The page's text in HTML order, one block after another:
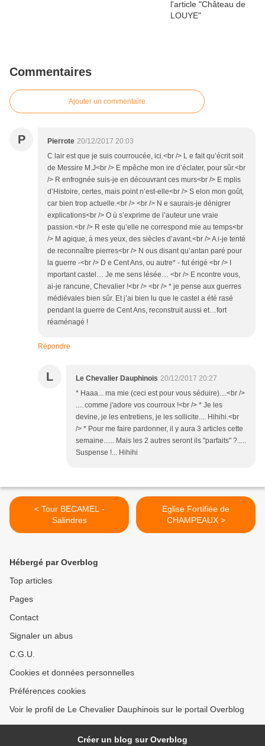
Commentaires
Ajouter un commentaire
P Pierrote 20/12/2017 20:03
C lair est que je suis courroucée, ici.<br /> L e fait qu’écrit soit
de Messire M.J<br /> E mpêche mon ire d’éclater, pour sûr.<br
/> R enfrognée suis-je en découvrant ces murs<br /> E mplis
d’Histoire, certes, mais point n’est-elle<br /> S elon mon goût,
car bien trop actuelle.<br /> <br /> N e saurais-je dénigrer
explications<br /> O ù s’exprime de l’auteur une vraie
passion.<br /> R este qu’elle ne correspond mie au temps<br
/> M agique, à mes yeux, des siècles d’avant.<br /> A i-je tenté
de reconnaître pierres<br /> N ous disant qu’antan paré pour
la guerre -<br /> D e Cent Ans, ou autre* - fut érigé <br /> I
mportant castel… Je me sens lésée… <br /> E ncontre vous,
ai-je rancune, Chevalier !<br /> <br /> * je pense aux guerres
médiévales bien sûr. Et j’ai bien lu que le castel a été rasé
pendant la guerre de Cent Ans, reconstruit aussi et…fort
réaménagé !
Répondre
L Le Chevalier Dauphinois 20/12/2017 20:27
* Haaa... ma mie (ceci est pour vous séduire)....<br />
.... comme j'adore vos courroux !<br /> * Je les
devine, je les entretiens, je les sollicite.... Hihihi.<br
/> * Pour me faire pardonner, il y aura 3 articles cette
semaine...... Mais les 2 autres seront ils "parfaits" ?.....
Suspense !... Hihihi
< Tour BECAMEL -
Salindres
Eglise Fortifiée de
CHAMPEAUX >
Hébergé par Overblog
Top articles
Pages
Contact
Signaler un abus
C.G.U.
Cookies et données personnelles
Préférences cookies
Voir le profil de Le Chevalier Dauphinois sur le portail Overblog
Créer un blog sur Overblog